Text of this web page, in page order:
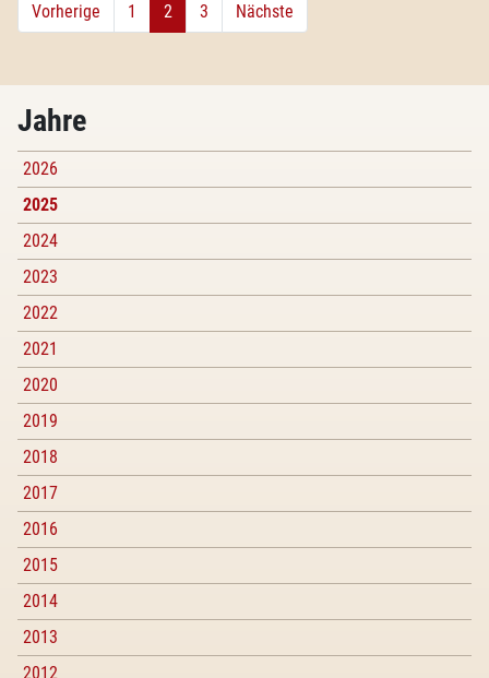
Vorherige 1 2 3 Nächste
Jahre
2026
2025
2024
2023
2022
2021
2020
2019
2018
2017
2016
2015
2014
2013
2012